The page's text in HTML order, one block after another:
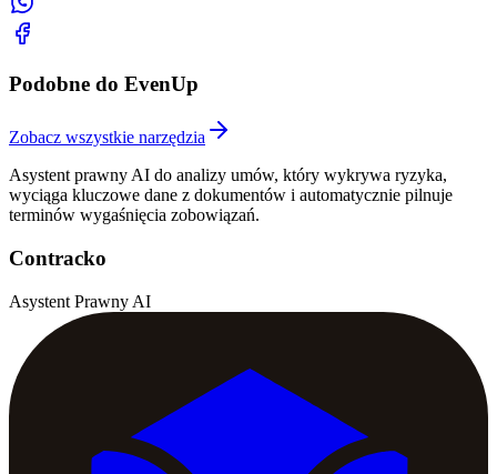
Podobne do EvenUp
Zobacz wszystkie narzędzia
Asystent prawny AI do analizy umów, który wykrywa ryzyka,
wyciąga kluczowe dane z dokumentów i automatycznie pilnuje
terminów wygaśnięcia zobowiązań.
Contracko
Asystent Prawny AI